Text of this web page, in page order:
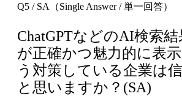
Q5 / SA（Single Answer / 単一回答）
ChatGPTなどのAI検索
が正確かつ魅力的に表
う対策している企業は
と思いますか？(SA)